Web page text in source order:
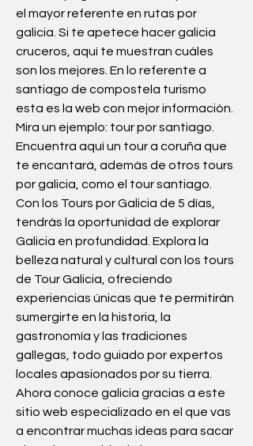
el mayor referente en rutas por
galicia. Si te apetece hacer galicia
cruceros, aquí te muestran cuáles
son los mejores. En lo referente a
santiago de compostela turismo
esta es la web con mejor información.
Mira un ejemplo: tour por santiago.
Encuentra aquí un tour a coruña que
te encantará, además de otros tours
por galicia, como el tour santiago.
Con los Tours por Galicia de 5 días,
tendrás la oportunidad de explorar
Galicia en profundidad. Explora la
belleza natural y cultural con los tours
de Tour Galicia, ofreciendo
experiencias únicas que te permitirán
sumergirte en la historia, la
gastronomía y las tradiciones
gallegas, todo guiado por expertos
locales apasionados por su tierra.
Ahora conoce galicia gracias a este
sitio web especializado en el que vas
a encontrar muchas ideas para sacar